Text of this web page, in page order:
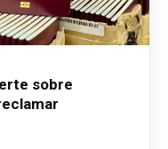
sobre